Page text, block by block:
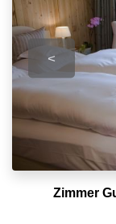
<
Zimmer